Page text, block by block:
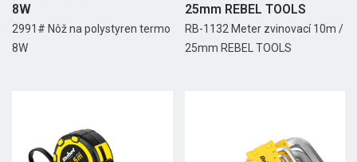
8W
2991# Nôž na polystyren termo
8W
25mm REBEL TOOLS
RB-1132 Meter zvinovací 10m /
25mm REBEL TOOLS